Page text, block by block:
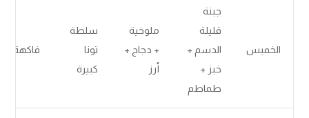
الخميس
جبنة
قليلة
الدسم +
خبز +
طماطم
ملوخية
+ دجاج +
أرز
سلطة
تونا
كبيرة
فاكهة